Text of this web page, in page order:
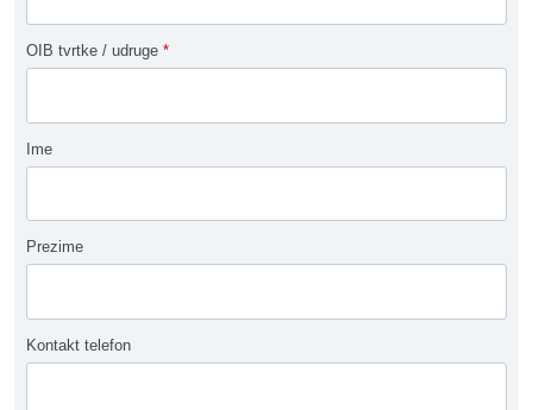
OIB tvrtke / udruge *
Ime
Prezime
Kontakt telefon